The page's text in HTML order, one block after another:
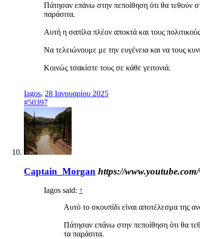
Πάτησαν επάνω στην πεποίθηση ότι θα τεθούν
παράσιτα.
Αυτή η σαπίλα πλέον αποκτά και τους
Να τελειώνουμε με την ευγένεια και να τους
Κοινώς τσακίστε τους σε κάθε γειτονιά.
Iagos, 28 Ιανουαρίου 2025
#50397
Captain_Morgan https://
Iagos said: ↑
Αυτό το σκουπίδι είναι αποτέλεσμα της
Πάτησαν επάνω στην πεποίθηση ότι θα
τα παράσιτα.